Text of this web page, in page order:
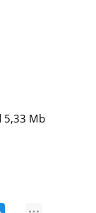
5,33 Mb